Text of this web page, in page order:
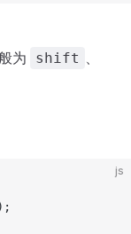
为 shift 、
js